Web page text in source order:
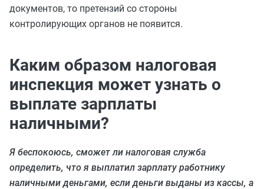
документов, то претензий со стороны
контролирующих органов не появится.
Каким образом налоговая
инспекция может узнать о
выплате зарплаты
наличными?
Я беспокоюсь, сможет ли налоговая служба
определить, что я выплатил зарплату работнику
наличными деньгами, если деньги выданы из кассы, а